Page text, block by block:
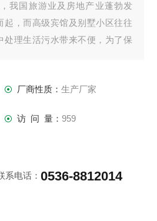
我国旅游业及房地产业蓬勃发
起，而高级宾馆及别墅小区往往
处理生活污水带来不便，为了保
厂商性质： 生产厂家
访 问 量： 959
系电话：0536-8812014